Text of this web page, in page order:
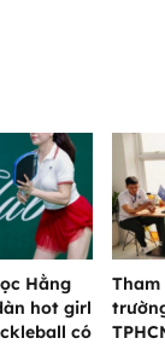
Hằng
hot girl
có
Tham